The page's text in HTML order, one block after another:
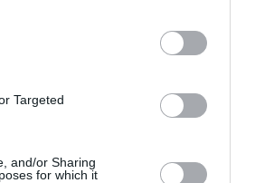
Targeted
and/or Sharing
for which it